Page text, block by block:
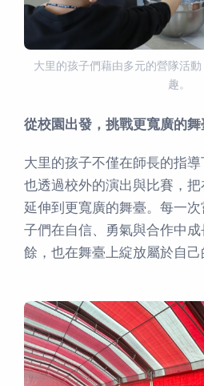
大里的孩子們藉由多元的營隊活
趣。
從校園出發，挑戰更寬廣的舞
大里的孩子不僅在師長的指導
也透過校外的演出與比賽，
延伸到更寬廣的舞臺。每一
子們在自信、勇氣與合作中
餘，也在舞臺上綻放屬於自己